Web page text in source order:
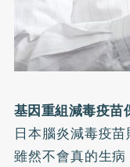
基因重組減毒疫苗
日本腦炎減毒疫
雖然不會真的生